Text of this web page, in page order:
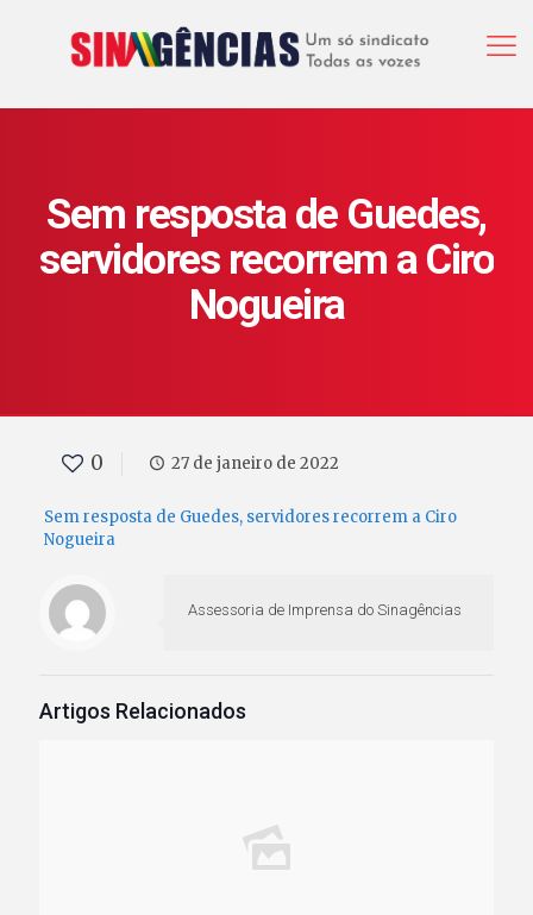
Sem resposta de Guedes,
servidores recorrem a Ciro
Nogueira
0 27 de janeiro de 2022
Sem resposta de Guedes, servidores recorrem a Ciro
Nogueira
Assessoria de Imprensa do Sinagências
Artigos Relacionados